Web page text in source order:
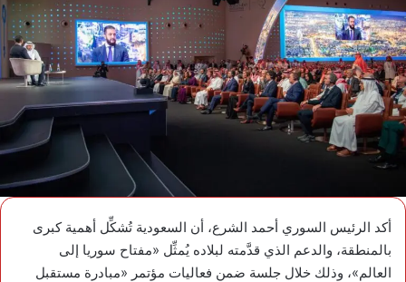
أكد الرئيس السوري أحمد الشرع، أن السعودية تُشكِّل أهمية كبرى
بالمنطقة، والدعم الذي قدَّمته لبلاده يُمثِّل «مفتاح سوريا إلى
العالم»، وذلك خلال جلسة ضمن فعاليات مؤتمر «مبادرة مستقبل